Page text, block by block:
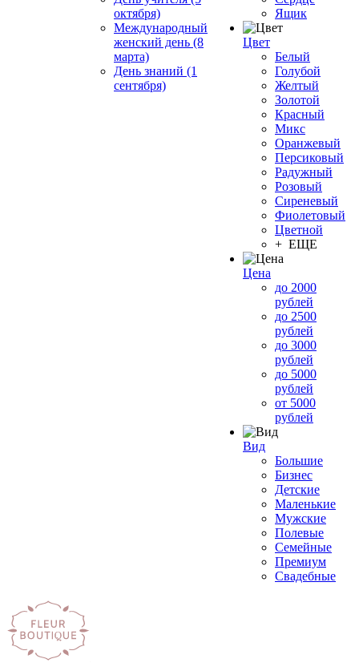
октября)
Международный
женский день (8
марта)
День знаний (1
сентября)
Ящик
Цвет
Белый
Голубой
Желтый
Золотой
Красный
Микс
Оранжевый
Персиковый
Радужный
Розовый
Сиреневый
Фиолетовый
Цветной
+ ЕЩЕ
Цена
до 2000
рублей
до 2500
рублей
до 3000
рублей
до 5000
рублей
от 5000
рублей
Вид
Большие
Бизнес
Детские
Маленькие
Мужские
Полевые
Семейные
Премиум
Свадебные